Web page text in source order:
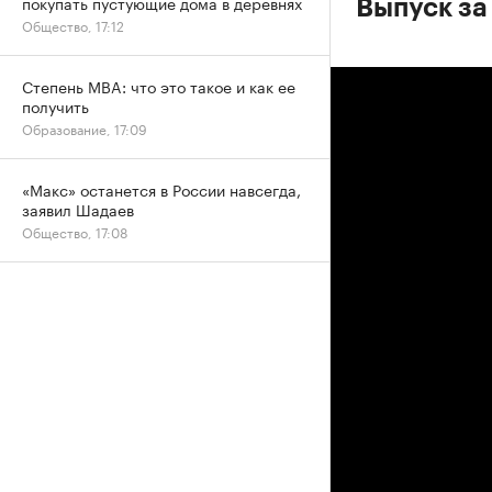
Выпуск
Общество, 17:12
Степень MBA: что это такое и как ее
получить
Образование, 17:09
«Макс» останется в России навсегда,
заявил Шадаев
Общество, 17:08